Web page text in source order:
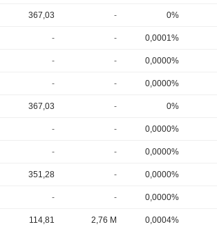
367,03 - 0%
- - 0,0001%
- - 0,0000%
- - 0,0000%
367,03 - 0%
- - 0,0000%
- - 0,0000%
351,28 - 0,0000%
- - 0,0000%
114,81 2,76 M 0,0004%